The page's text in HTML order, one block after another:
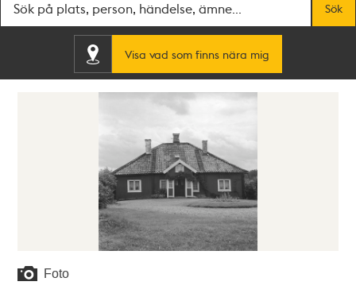
Sök
Visa vad som finns nära mig
Foto